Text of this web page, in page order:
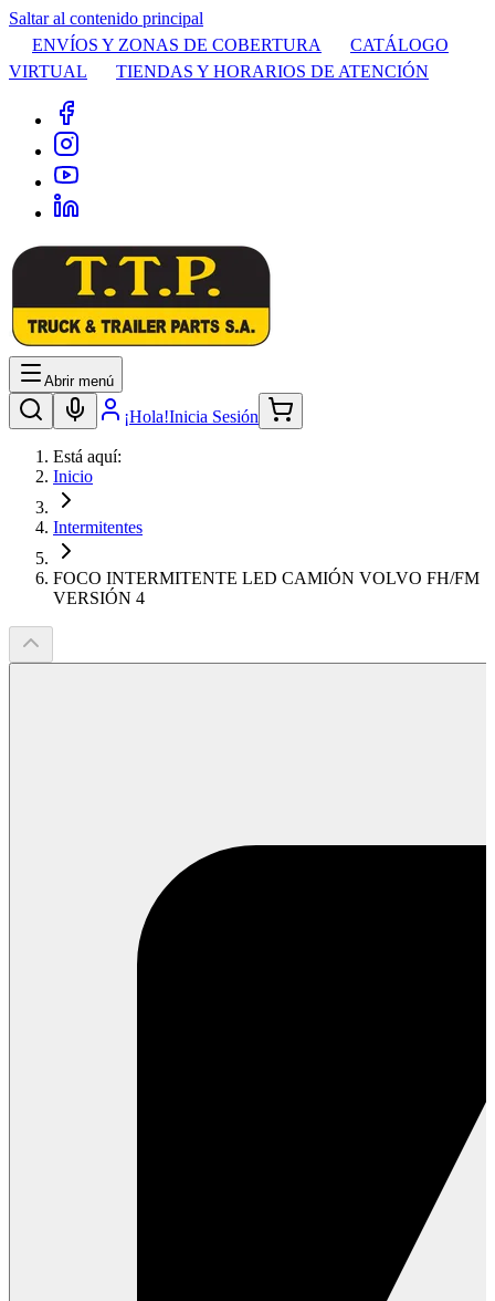
Saltar al contenido principal
ENVÍOS Y ZONAS DE COBERTURA
CATÁLOGO
VIRTUAL
TIENDAS Y HORARIOS DE ATENCIÓN
Abrir menú
¡Hola!Inicia Sesión
Está aquí:
Inicio
Intermitentes
FOCO INTERMITENTE LED CAMIÓN VOLVO FH/FM
VERSIÓN 4